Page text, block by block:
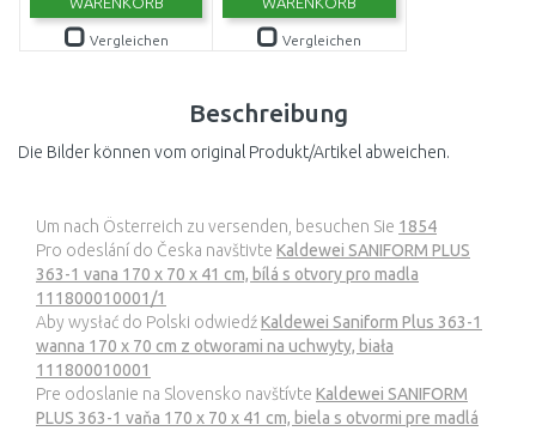
Vergleichen Vergleichen
Beschreibung
Die Bilder können vom original Produkt/Artikel abweichen.
Um nach Österreich zu versenden, besuchen Sie 1854
Pro odeslání do Česka navštivte Kaldewei SANIFORM PLUS
363-1 vana 170 x 70 x 41 cm, bílá s otvory pro madla
111800010001/1
Aby wysłać do Polski odwiedźKaldewei Saniform Plus 363-1
wanna 170 x 70 cm z otworami na uchwyty, biała
111800010001
Pre odoslanie na Slovensko navštívte Kaldewei SANIFORM
PLUS 363-1 vaňa 170 x 70 x 41 cm, biela s otvormi pre madlá